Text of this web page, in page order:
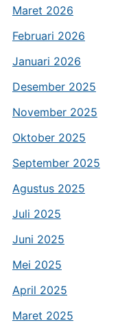
Maret 2026
Februari 2026
Januari 2026
Desember 2025
November 2025
Oktober 2025
September 2025
Agustus 2025
Juli 2025
Juni 2025
Mei 2025
April 2025
Maret 2025